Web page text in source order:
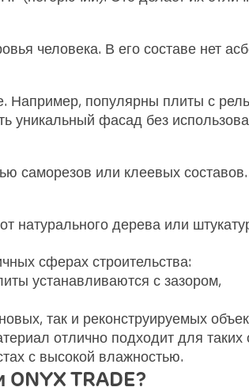
человека. В его составе нет
Например, популярны плиты с
уникальный фасад без
саморезов или клеевых
натурального дерева или
сферах строительства:
устанавливаются с зазором,
так и реконструируемых
отлично подходит для таких
с высокой влажностью.
TRADE?